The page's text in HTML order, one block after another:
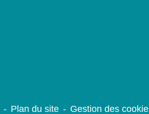
- Plan du site - Gestion des